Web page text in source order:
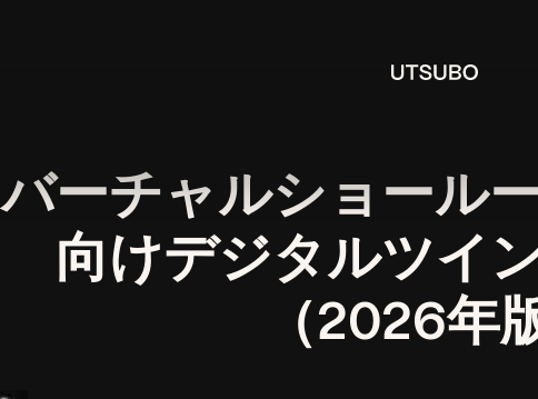
バーチャルショール
向けデジタルツイ
（2026年